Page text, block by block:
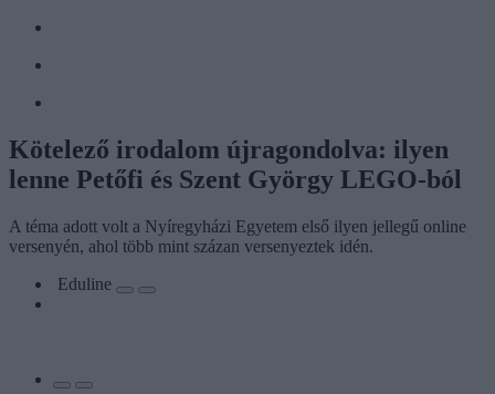
Kötelező irodalom újragondolva: ilyen
lenne Petőfi és Szent György LEGO-ból
A téma adott volt a Nyíregyházi Egyetem első ilyen jellegű online
versenyén, ahol több mint százan versenyeztek idén.
Eduline